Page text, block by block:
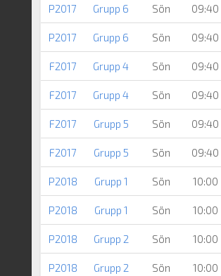
P2017 Grupp 6 Sön 09:40
P2017 Grupp 6 Sön 09:40
F2017 Grupp 4 Sön 09:40
F2017 Grupp 4 Sön 09:40
F2017 Grupp 5 Sön 09:40
F2017 Grupp 5 Sön 09:40
P2018 Grupp 1 Sön 10:00
P2018 Grupp 1 Sön 10:00
P2018 Grupp 2 Sön 10:00
P2018 Grupp 2 Sön 10:00